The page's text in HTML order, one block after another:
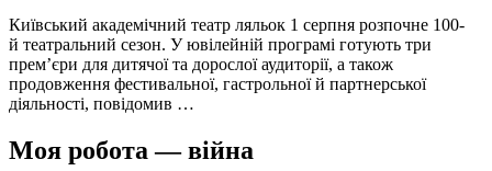
Київський академічний театр ляльок 1 серпня розпочне 100-
й театральний сезон. У ювілейній програмі готують три
прем’єри для дитячої та дорослої аудиторії, а також
продовження фестивальної, гастрольної й партнерської
діяльності, повідомив …
Моя робота — війна